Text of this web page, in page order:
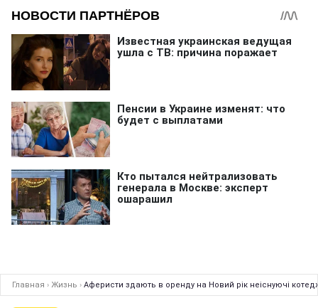
Главная › Жизнь › Аферисти здають в оренду на Новий рік неіснуючі